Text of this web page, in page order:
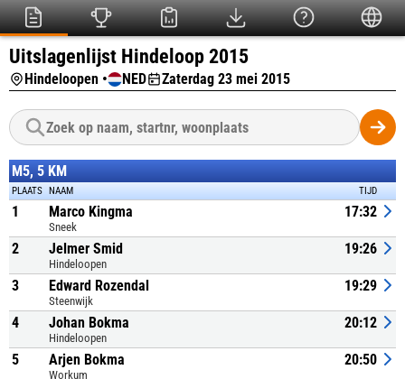
Uitslagenlijst Hindeloop 2015
Hindeloopen • NED Zaterdag 23 mei 2015
M5, 5 KM
PLAATS NAAM TIJD
1 Marco Kingma
Sneek
17:32
2 Jelmer Smid
Hindeloopen
19:26
3 Edward Rozendal
Steenwijk
19:29
4 Johan Bokma
Hindeloopen
20:12
5 Arjen Bokma
Workum
20:50